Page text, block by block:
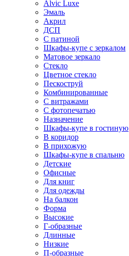
Alvic Luxe
Эмаль
Акрил
ДСП
С патиной
Шкафы-купе с зеркалом
Матовое зеркало
Стекло
Цветное стекло
Пескоструй
Комбинированные
С витражами
С фотопечатью
Назначение
Шкафы-купе в гостиную
В коридор
В прихожую
Шкафы-купе в спальню
Детские
Офисные
Для книг
Для одежды
На балкон
Форма
Высокие
Г-образные
Длинные
Низкие
П-образные